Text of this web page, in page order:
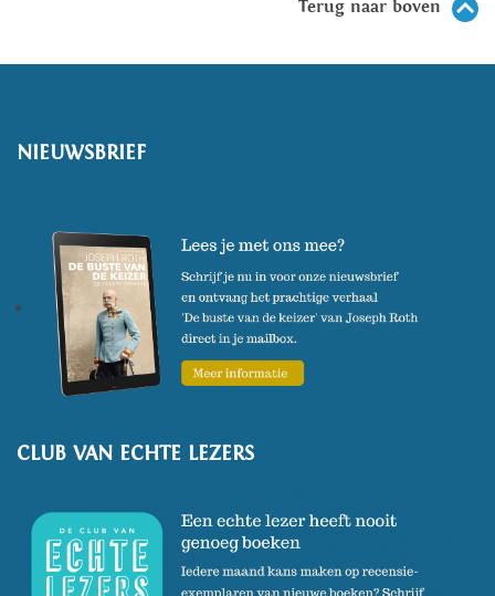
Terug naar boven
NIEUWSBRIEF
CLUB VAN ECHTE LEZERS